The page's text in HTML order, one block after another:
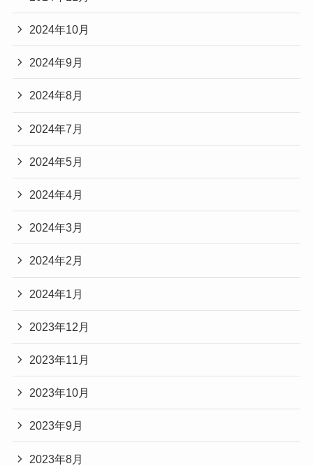
2024年10月
2024年9月
2024年8月
2024年7月
2024年5月
2024年4月
2024年3月
2024年2月
2024年1月
2023年12月
2023年11月
2023年10月
2023年9月
2023年8月